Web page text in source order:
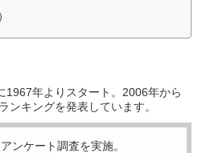
1967年よりスタート。2006年から
ンキングを発表しています。
ンケート調査を実施。